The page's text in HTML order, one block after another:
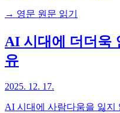
→ 영문 원문 읽기
AI 시대에 더더욱
유
2025. 12. 17.
AI 시대에 사람다움을 잃지